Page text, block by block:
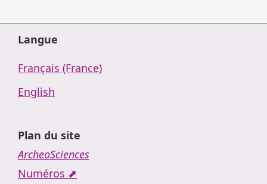
Langue
Français (France)
English
Plan du site
ArcheoSciences
Numéros ⬈